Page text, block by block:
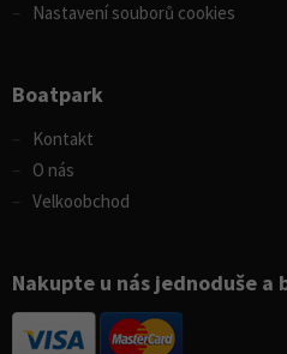
Nastavení souborů cookies
Boatpark
Kontakt
O nás
Velkoobchod
Nakupte u nás jednoduše a